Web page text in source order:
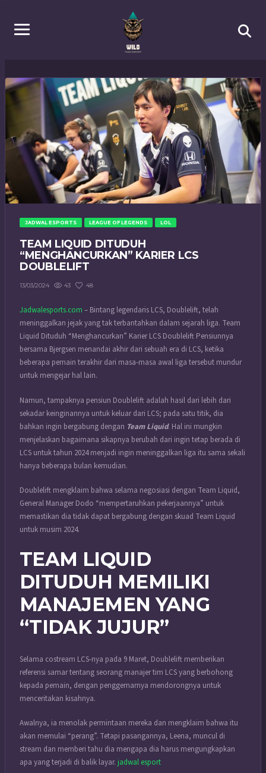
JADWAL ESPORTS LEAGUE OF LEGENDS LOL
TEAM LIQUID DITUDUH
“MENGHANCURKAN” KARIER LCS
DOUBLELIFT
13/03/2024 43 48
Jadwalesports.com – Bintang legendaris LCS, Doublelift, telah
meninggalkan jejak yang tak terbantahkan dalam sejarah liga. Team
Liquid Dituduh “Menghancurkan” Karier LCS Doublelift Pensiunnya
bersama Bjergsen menandai akhir dari sebuah era di LCS, ketika
beberapa pemain terakhir dari masa-masa awal liga tersebut mundur
untuk mengejar hal lain.
Namun, tampaknya pensiun Doublelift adalah hasil dari lebih dari
sekadar keinginannya untuk keluar dari LCS; pada satu titik, dia
bahkan ingin bergabung dengan Team Liquid. Hal ini mungkin
menjelaskan bagaimana sikapnya berubah dari ingin tetap berada di
LCS untuk tahun 2024 menjadi ingin meninggalkan liga itu sama sekali
hanya beberapa bulan kemudian.
Doublelift mengklaim bahwa selama negosiasi dengan Team Liquid,
General Manager Dodo “mempertaruhkan pekerjaannya” untuk
memastikan dia tidak dapat bergabung dengan skuad Team Liquid
untuk musim 2024.
TEAM LIQUID
DITUDUH MEMILIKI
MANAJEMEN YANG
“TIDAK JUJUR”
Selama costream LCS-nya pada 9 Maret, Doublelift memberikan
referensi samar tentang seorang manajer tim LCS yang berbohong
kepada pemain, dengan penggemarnya mendorongnya untuk
menceritakan kisahnya.
Awalnya, ia menolak permintaan mereka dan mengklaim bahwa itu
akan memulai “perang”. Tetapi pasangannya, Leena, muncul di
stream dan memberi tahu dia mengapa dia harus mengungkapkan
apa yang terjadi di balik layar. jadwal esport